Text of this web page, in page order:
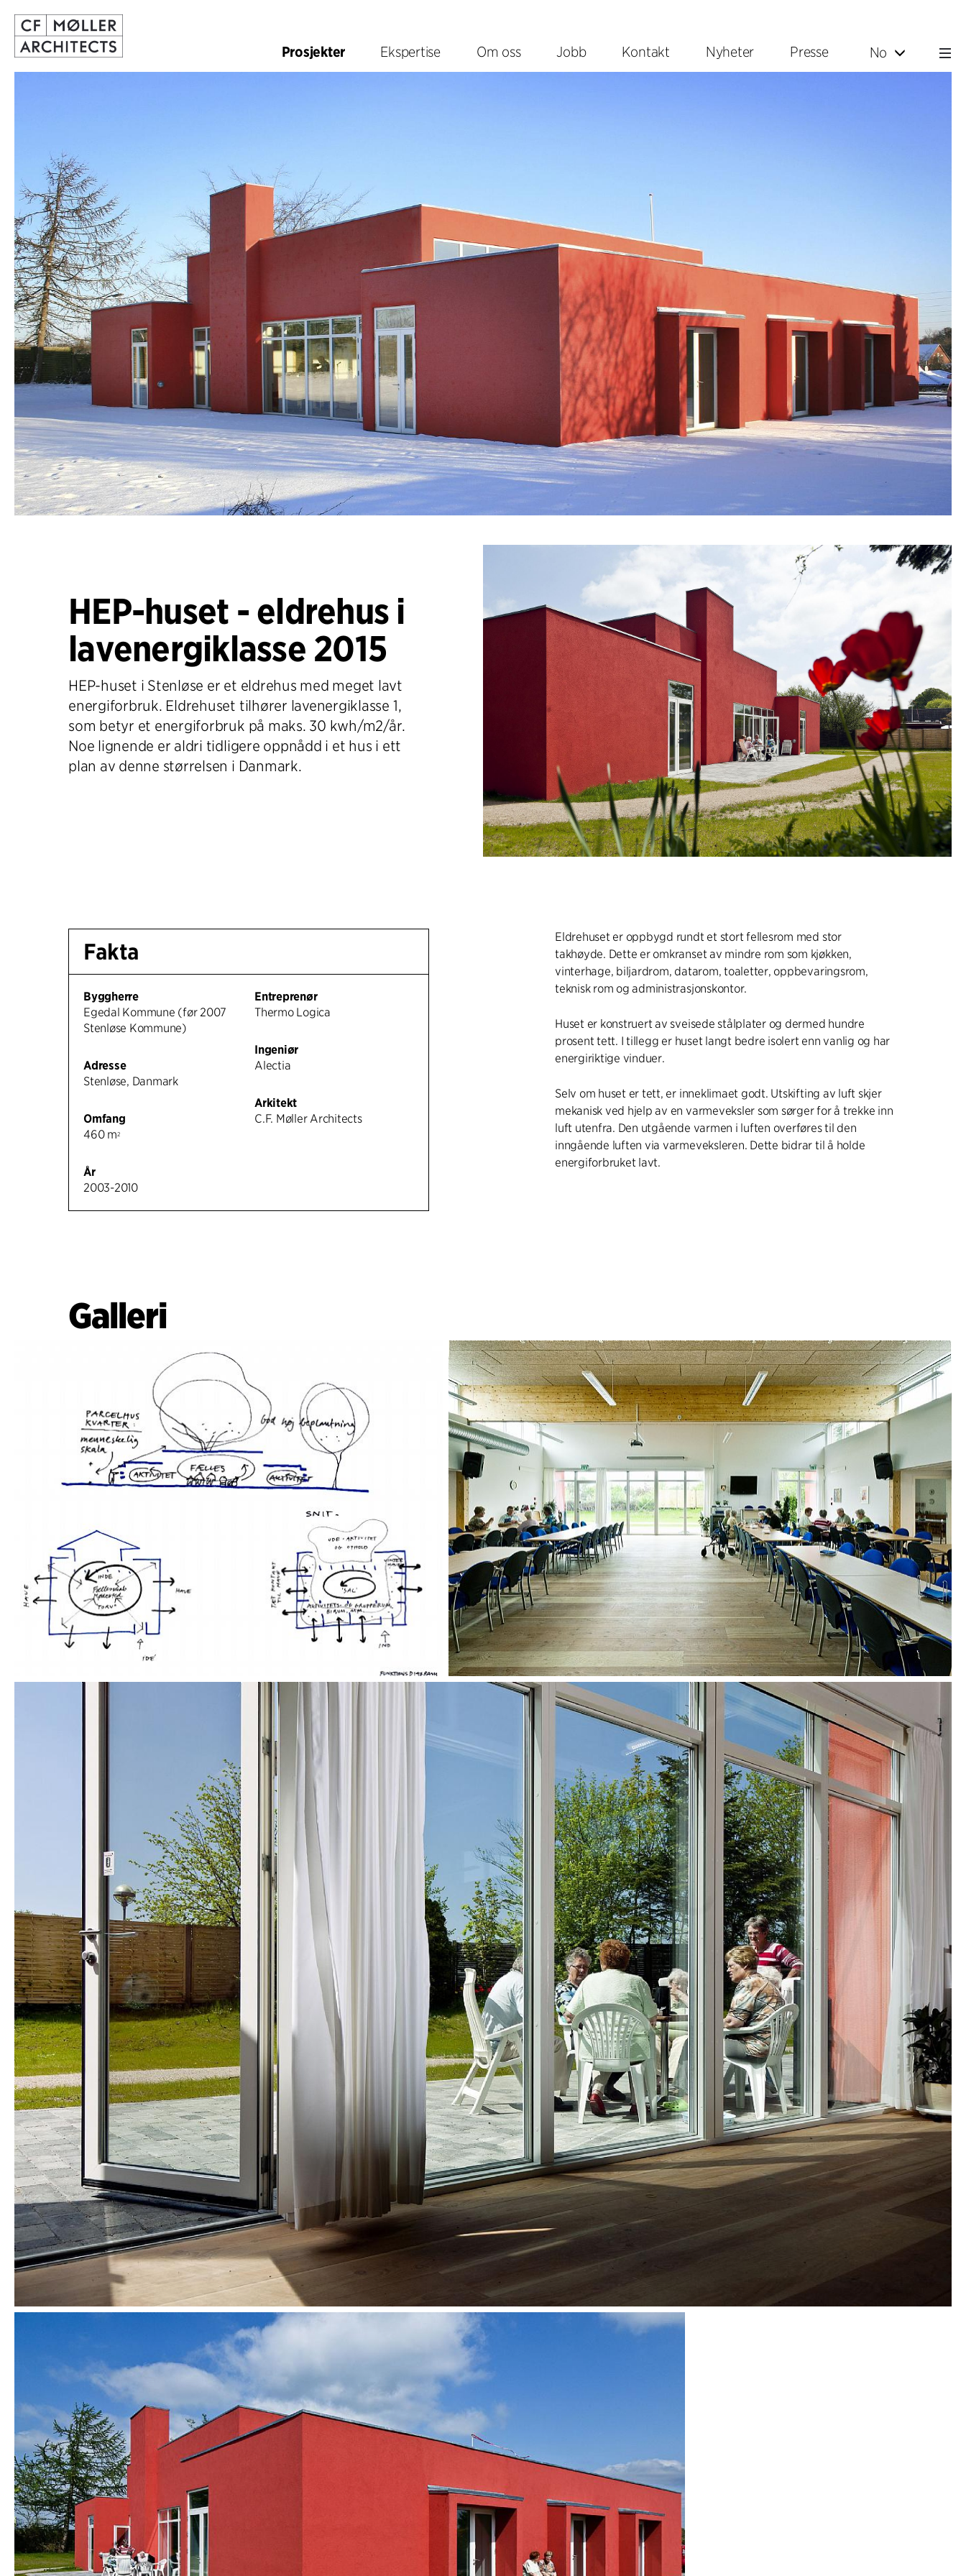
Prosjekter Ekspertise Om oss Jobb Kontakt Nyheter Presse No
HEP-huset - eldrehus i
lavenergiklasse 2015
HEP-huset i Stenløse er et eldrehus med meget lavt
energiforbruk. Eldrehuset tilhører lavenergiklasse 1,
som betyr et energiforbruk på maks. 30 kwh/m2/år.
Noe lignende er aldri tidligere oppnådd i et hus i ett
plan av denne størrelsen i Danmark.
Fakta
Byggherre
Egedal Kommune (før 2007
Stenløse Kommune)
Adresse
Stenløse, Danmark
Omfang
460 m2
År
2003-2010
Entreprenør
Thermo Logica
Ingeniør
Alectia
Arkitekt
C.F. Møller Architects
Eldrehuset er oppbygd rundt et stort fellesrom med stor
takhøyde. Dette er omkranset av mindre rom som kjøkken,
vinterhage, biljardrom, datarom, toaletter, oppbevaringsrom,
teknisk rom og administrasjonskontor.
Huset er konstruert av sveisede stålplater og dermed hundre
prosent tett. I tillegg er huset langt bedre isolert enn vanlig og har
energiriktige vinduer.
Selv om huset er tett, er inneklimaet godt. Utskifting av luft skjer
mekanisk ved hjelp av en varmeveksler som sørger for å trekke inn
luft utenfra. Den utgående varmen i luften overføres til den
inngående luften via varmeveksleren. Dette bidrar til å holde
energiforbruket lavt.
Galleri